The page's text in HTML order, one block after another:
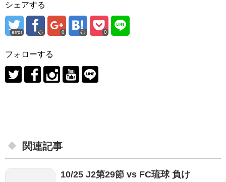
シェアする
error 0 0
フォローする
関連記事
10/25 J2第29節 vs FC琉球 負け